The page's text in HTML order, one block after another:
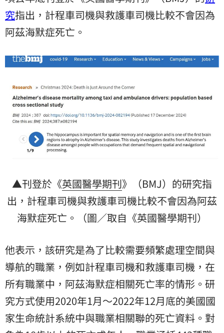
究指出，計程車司機與救護車司機比較不會因為
阿茲海默症死亡。
▲刊登於《英國醫學期刊》（BMJ）的研究指
出，計程車司機與救護車司機比較不會因為阿茲
海默症死亡。（圖／取自《英國醫學期刊）
他表示，該研究是為了比較需要頻繁處理空間與
導航的職業，例如計程車司機和救護車司機，在
所有職業中，阿茲海默症相關死亡率的情形。研
究方式使用2020年1月～2022年12月底的美國國
家生命統計系統中與職業相關聯的死亡資料。對